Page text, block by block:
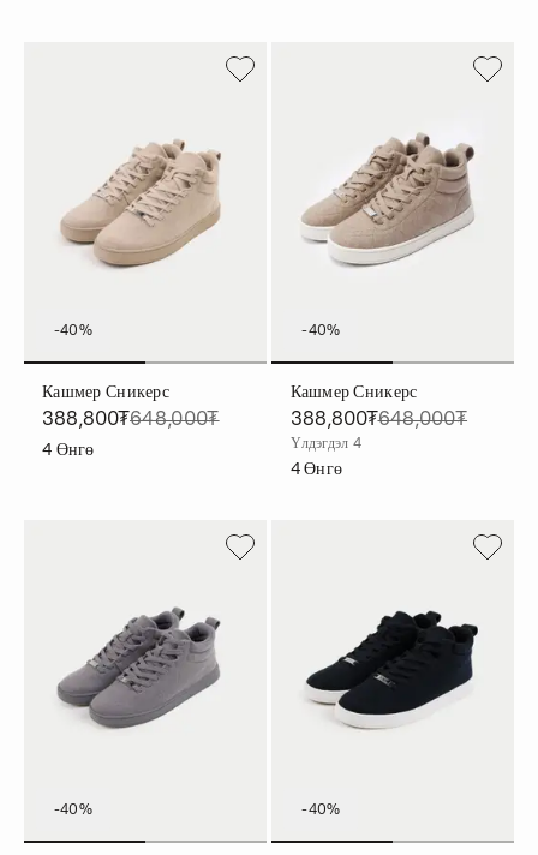
-40%
Кашмер Сникерс
388,800₮648,000₮
4 Өнгө
-40%
Кашмер Сникерс
388,800₮648,000₮
Үлдэгдэл 4
4Өнгө
-40% -40%